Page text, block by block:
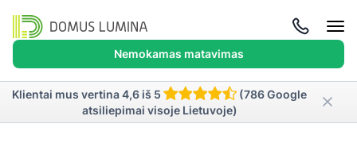
Nemokamas matavimas
Klientai mus vertina 4,6 iš 5
(786 Google
atsiliepimai visoje Lietuvoje)